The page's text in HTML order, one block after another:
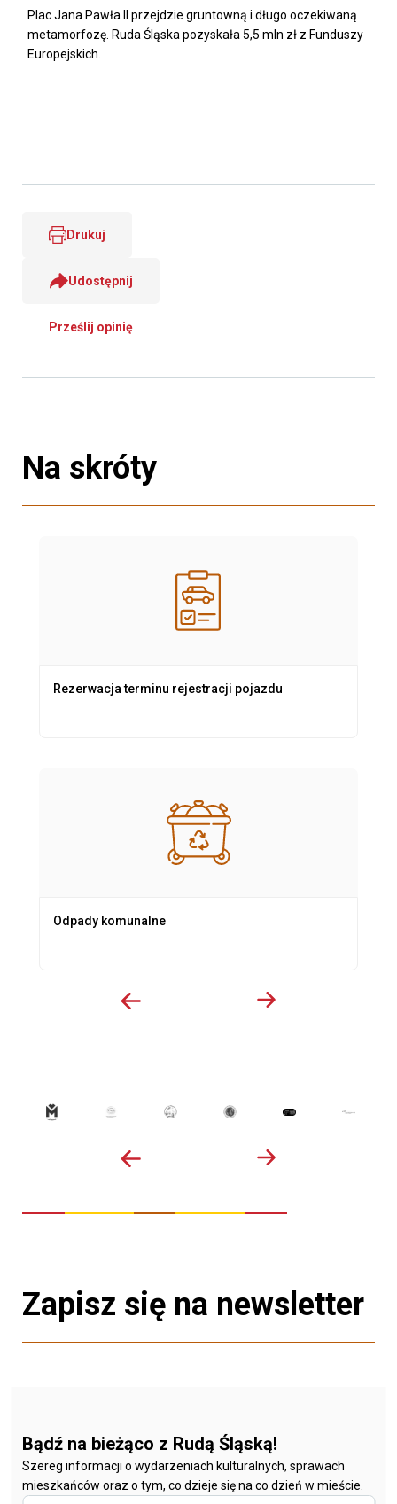
Plac Jana Pawła II przejdzie gruntowną i długo oczekiwaną
metamorfozę. Ruda Śląska pozyskała 5,5 mln zł z Funduszy
Europejskich.
Drukuj
Udostępnij
Prześlij opinię
Na skróty
Rezerwacja terminu rejestracji pojazdu
Odpady komunalne
Zapisz się na newsletter
Bądź na bieżąco z Rudą Śląską!
Szereg informacji o wydarzeniach kulturalnych, sprawach
mieszkańców oraz o tym, co dzieje się na co dzień w mieście.